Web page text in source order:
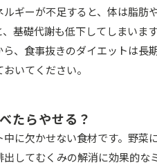
ギーが不足すると、体は脂肪
基礎代謝も低下してしまいま
ら、食事抜きのダイエットは長
いてください。
たらやせる？
中に欠かせない食材です。野菜
出してむくみの解消に効果的